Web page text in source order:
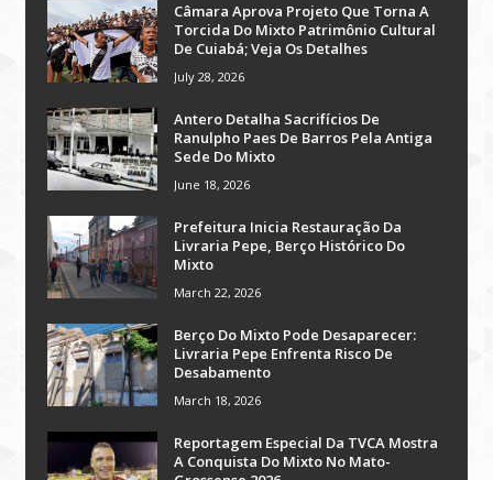
Câmara Aprova Projeto Que Torna A
Torcida Do Mixto Patrimônio Cultural
De Cuiabá; Veja Os Detalhes
July 28, 2026
Antero Detalha Sacrifícios De
Ranulpho Paes De Barros Pela Antiga
Sede Do Mixto
June 18, 2026
Prefeitura Inicia Restauração Da
Livraria Pepe, Berço Histórico Do
Mixto
March 22, 2026
Berço Do Mixto Pode Desaparecer:
Livraria Pepe Enfrenta Risco De
Desabamento
March 18, 2026
Reportagem Especial Da TVCA Mostra
A Conquista Do Mixto No Mato-